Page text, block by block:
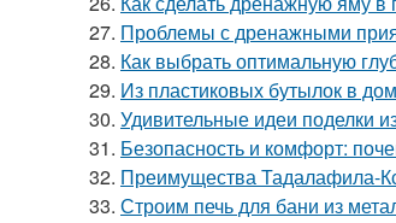
27. Проблемы с дренажными
28. Как выбрать оптимальную
29. Из пластиковых бутылок в
30. Удивительные идеи поделки
31. Безопасность и комфорт:
32. Преимущества Тадалафила-
33. Строим печь для бани из